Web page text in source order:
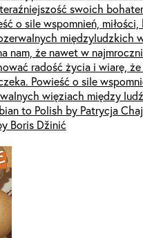
swoich
o sile wspomnień, miłości,
międzyludzkich
nam, że nawet w
radość życia i wiarę,
Powieść o sile
więziach między
to Polish by Patrycja
Boris Džinić